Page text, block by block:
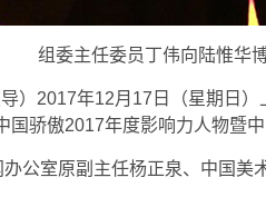
组委主任委员丁伟向陆惟华
）2017年12月17日（星期日
国骄傲2017年度影响力人物暨
公室原副主任杨正泉、中国